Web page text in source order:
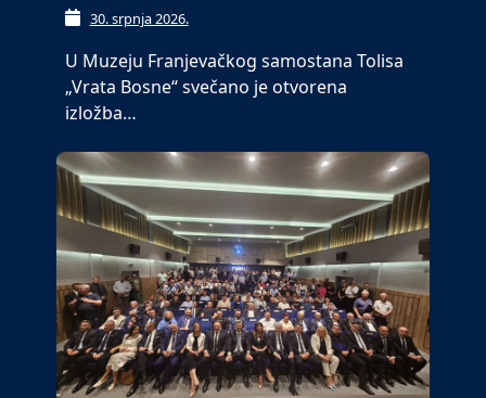
30. srpnja 2026.
U Muzeju Franjevačkog samostana Tolisa
„Vrata Bosne“ svečano je otvorena
izložba…